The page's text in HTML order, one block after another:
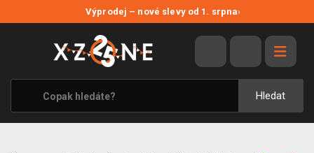
Výprodej – nové slevy od 1. srpna›
Hledat
VÝPRODEJ
VIDEOHRY
XZONE ORIGINALS
TÉMATIKY